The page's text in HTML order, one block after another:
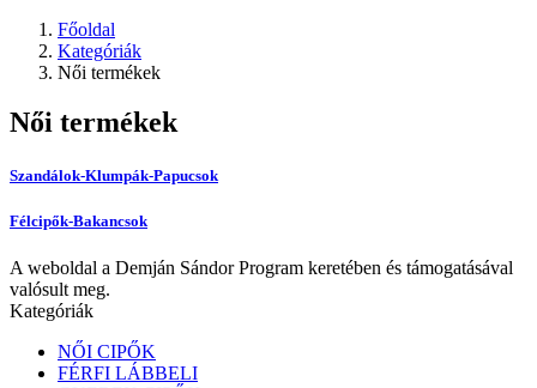
Főoldal
Kategóriák
Női termékek
Női termékek
Szandálok-Klumpák-Papucsok
Félcipők-Bakancsok
A weboldal a Demján Sándor Program keretében és támogatásával
valósult meg.
Kategóriák
NŐI CIPŐK
FÉRFI LÁBBELI